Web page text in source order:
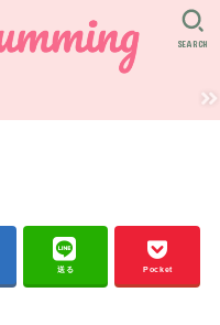
SEARCH
送る Pocket